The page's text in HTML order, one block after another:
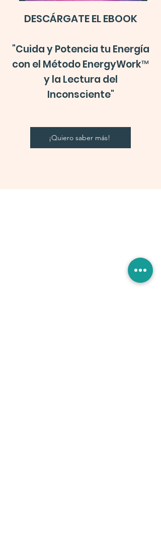
DESCÁRGATE EL EBOOK
"Cuida y Potencia tu Energía
con el Método EnergyWork™
y la Lectura del
Inconsciente"
¡Quiero saber más!